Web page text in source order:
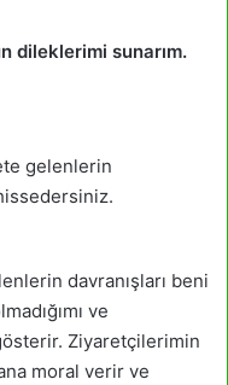
dileklerimi sunarım.
gelenlerin
davranışları beni
ve
Ziyaretçilerimin
moral verir ve